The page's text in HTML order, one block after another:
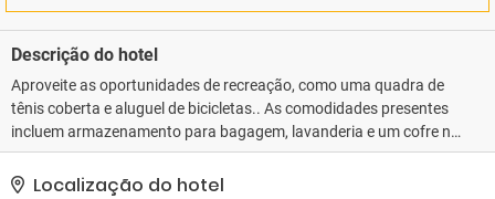
Descrição do hotel
Aproveite as oportunidades de recreação, como uma quadra de
tênis coberta e aluguel de bicicletas.. As comodidades presentes
incluem armazenamento para bagagem, lavanderia e um cofre na
recepção do hotel..
Localização do hotel